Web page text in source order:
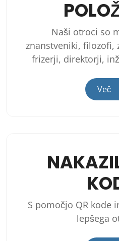
Naši otroci so
znanstveniki, filozofi,
frizerji, direktorji,
Več
S pomočjo QR kode
lepšega